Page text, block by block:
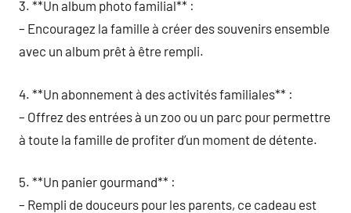
3. **Un album photo familial** :
– Encouragez la famille à créer des souvenirs ensemble
avec un album prêt à être rempli.
4. **Un abonnement à des activités familiales** :
– Offrez des entrées à un zoo ou un parc pour permettre
à toute la famille de profiter d’un moment de détente.
5. **Un panier gourmand** :
– Rempli de douceurs pour les parents, ce cadeau est